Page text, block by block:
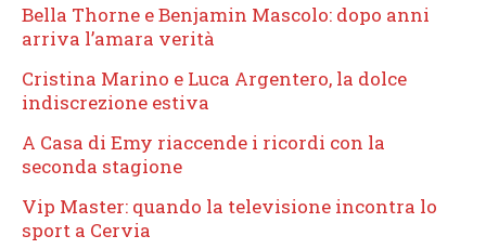
Bella Thorne e Benjamin Mascolo: dopo anni
arriva l’amara verità
Cristina Marino e Luca Argentero, la dolce
indiscrezione estiva
A Casa di Emy riaccende i ricordi con la
seconda stagione
Vip Master: quando la televisione incontra lo
sport a Cervia